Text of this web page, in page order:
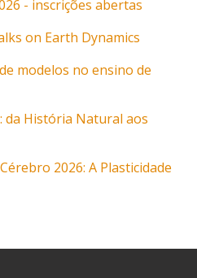
- inscrições abertas
on Earth Dynamics
modelos no ensino de
da História Natural aos
2026: A Plasticidade